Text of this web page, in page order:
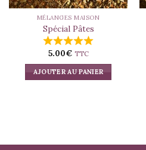
MÉLANGES MAISON
Spécial Pâtes
5.00€ TTC
AJOUTER AU PANIER